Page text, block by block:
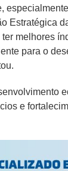
Estratégica
melhores
para o
e